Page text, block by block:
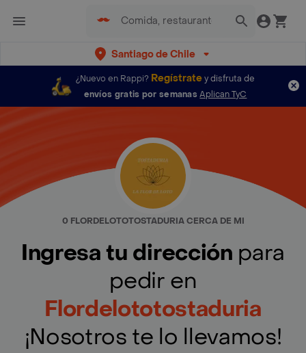
Santiago de Chile
¿Nuevo en Rappi? Regístratey disfruta de
envíos gratis por semanas Aplican TyC
0 FLORDELOTOTOSTADURIA CERCA DE MI
Ingresa tu dirección para
pedir en
Flordelototostaduria
¡Nosotros te lo llevamos!